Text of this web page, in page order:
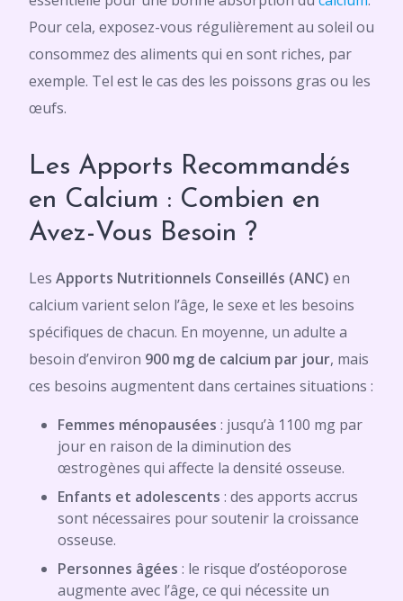
Pour cela, exposez-vous régulièrement au soleil ou
consommez des aliments qui en sont riches, par
exemple. Tel est le cas des les poissons gras ou les
œufs.
Les Apports Recommandés
en Calcium : Combien en
Avez-Vous Besoin ?
Les Apports Nutritionnels Conseillés (ANC) en
calcium varient selon l’âge, le sexe et les besoins
spécifiques de chacun. En moyenne, un adulte a
besoin d’environ 900 mg de calcium par jour, mais
ces besoins augmentent dans certaines situations :
Femmes ménopausées : jusqu’à 1100 mg par
jour en raison de la diminution des
œstrogènes qui affecte la densité osseuse.
Enfants et adolescents : des apports accrus
sont nécessaires pour soutenir la croissance
osseuse.
Personnes âgées : le risque d’ostéoporose
augmente avec l’âge, ce qui nécessite un